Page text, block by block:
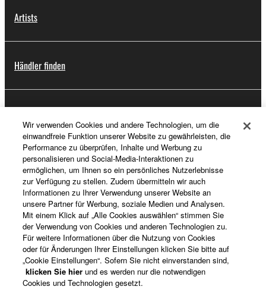
Artists
Händler finden
Registrierung von „Yamaha Music ID“
Über Yamaha
Deutschland - German
Business
Wir verwenden Cookies und andere Technologien, um die
einwandfreie Funktion unserer Website zu gewährleisten, die
Performance zu überprüfen, Inhalte und Werbung zu
personalisieren und Social-Media-Interaktionen zu
ermöglichen, um Ihnen so ein persönliches Nutzerlebnisse
zur Verfügung zu stellen. Zudem übermitteln wir auch
Informationen zu Ihrer Verwendung unserer Website an
unsere Partner für Werbung, soziale Medien und Analysen.
Mit einem Klick auf „Alle Cookies auswählen“ stimmen Sie
der Verwendung von Cookies und anderen Technologien zu.
Für weitere Informationen über die Nutzung von Cookies
oder für Änderungen Ihrer Einstellungen klicken Sie bitte auf
„Cookie Einstellungen“. Sofern Sie nicht einverstanden sind,
klicken Sie hier und es werden nur die notwendigen
Cookies und Technologien gesetzt.